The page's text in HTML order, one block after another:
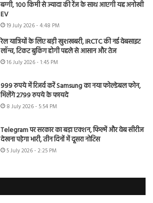
बग्गी, 100 किमी से ज्यादा की रेंज के साथ आएगी यह अनोखी
EV
19 July 2026 - 4:48 PM
रेल यात्रियों के लिए बड़ी खुशखबरी, IRCTC की नई वेबसाइट
लॉन्च, टिकट बुकिंग होगी पहले से आसान और तेज
16 July 2026 - 1:45 PM
999 रुपये में रिजर्व करें Samsung का नया फोल्डेबल फोन,
मिलेंगे 2799 रुपये के फायदे
8 July 2026 - 5:54 PM
Telegram पर सरकार का बड़ा एक्शन, फिल्में और वेब सीरीज
देखना पड़ेगा भारी, तीन दिनों में दूसरा नोटिस
5 July 2026 - 2:25 PM